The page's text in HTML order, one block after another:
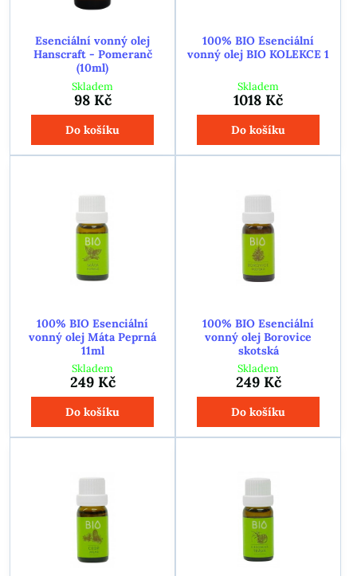
Esenciální vonný olej
Hanscraft - Pomeranč
(10ml)
Skladem
98 Kč
Do košíku
100% BIO Esenciální
vonný olej BIO KOLEKCE 1
Skladem
1018 Kč
Do košíku
100% BIO Esenciální
vonný olej Máta Peprná
11ml
Skladem
249 Kč
Do košíku
100% BIO Esenciální
vonný olej Borovice
skotská
Skladem
249 Kč
Do košíku